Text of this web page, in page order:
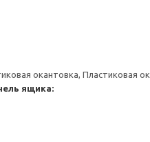
окантовка, Пластиковая
ящика: